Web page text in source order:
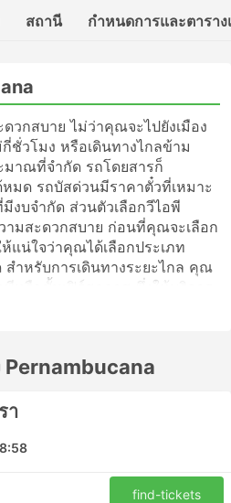
สถานี กำหนดการและตาราง
วกสบาย ไม่ว่าคุณจะไปยังเมือง
ชั่วโมง หรือเดินทางไกลข้าม
าณที่จำกัด รถโดยสารก็
มด รถบัสด่วนมีราคาตั๋วที่เหมาะ
งบจำกัด ส่วนตัวเลือกวีไอพี
ามสะดวกสบาย ก่อนที่คุณจะเลือก
แน่ใจว่าคุณได้เลือกประเภท
ำหรับการเดินทางระยะไกล คุณ
ยปลายทางของคุณ หรือเพียงแค่
ต่การนั่งรถระยะยาวมักไม่ใช่
ะยะไกลหลายแห่งให้บริการโดย
างแห่งมีที่นั่งกว้างขวางกว่าหรือ
กล่าว ทำการจองตั๋วรถโดยสาร
ละชั้นโดยสารที่ดีที่สุดได้
Pernambucana
า
find-tickets